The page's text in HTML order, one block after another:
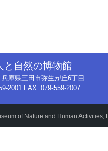
と自然の博物館
兵庫県三田市弥生が丘6丁目
2001 FAX: 079-559-2007
of Nature and Human Activities,